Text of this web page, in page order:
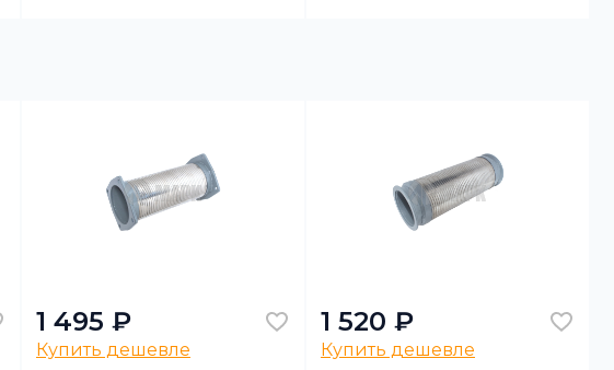
1 495 ₽
Купить дешевле
1 520 ₽
Купить дешевле